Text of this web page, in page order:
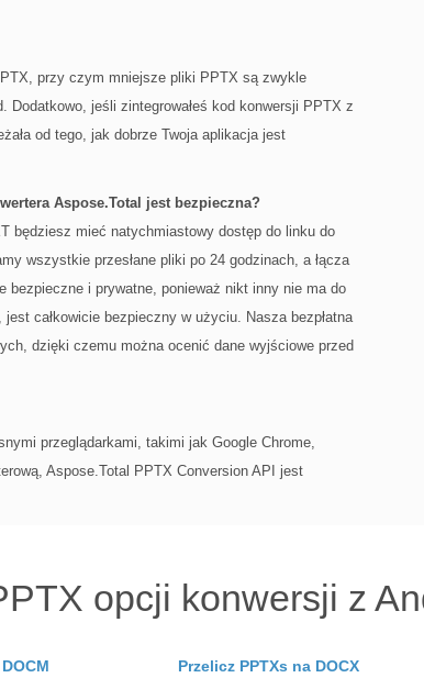
przy czym mniejsze pliki PPTX są zwykle
jeśli zintegrowałeś kod konwersji PPTX z
od tego, jak dobrze Twoja aplikacja jest
Aspose.Total jest bezpieczna?
będziesz mieć natychmiastowy dostęp do linku do
wszystkie przesłane pliki po 24 godzinach, a łącza
bezpieczne i prywatne, ponieważ nikt inny nie ma do
całkowicie bezpieczny w użyciu. Nasza bezpłatna
dzięki czemu można ocenić dane wyjściowe przed
przeglądarkami, takimi jak Google Chrome,
Aspose.Total PPTX Conversion API jest
opcji konwersji z
Przelicz PPTXs na DOCX